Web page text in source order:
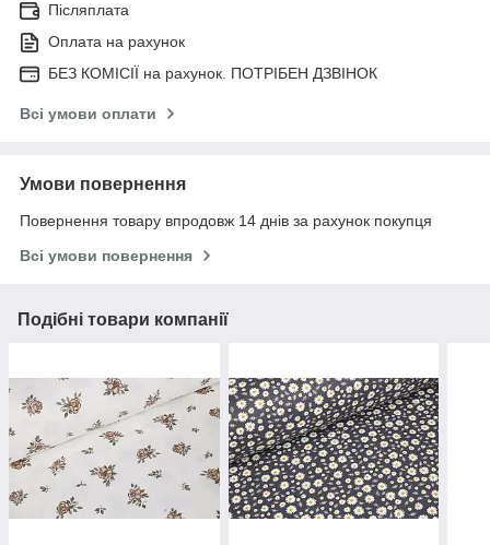
Післяплата
Оплата на рахунок
БЕЗ КОМІСІЇ на рахунок. ПОТРІБЕН ДЗВІНОК
Всі умови оплати
Умови повернення
Повернення товару впродовж 14 днів за рахунок покупця
Всі умови повернення
Подібні товари компанії